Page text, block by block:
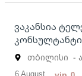
ვაკანსია
კონსულტანტი
თბილისი -
6 August